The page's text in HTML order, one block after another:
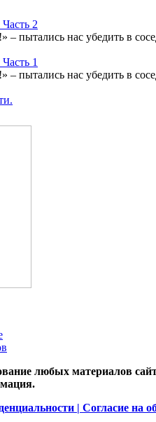
2
– пытались нас убедить в
1
– пытались нас убедить в
любых материалов
| Согласие на